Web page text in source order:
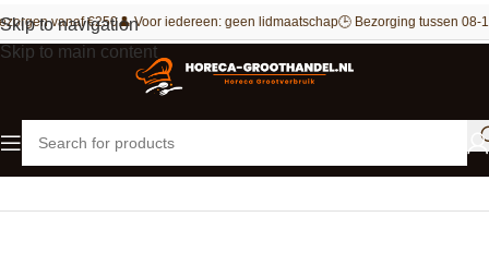
Skip to navigation
Skip to main content
vanaf €250👤 Voor iedereen: geen lidmaatschap🕒 Bezorging tussen 08-
Home Patisserie